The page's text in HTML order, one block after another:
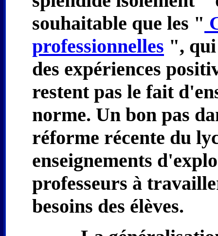
souhaitable que les "
professionnelles ",
des expériences
restent pas le fait
norme. Un bon pas
réforme récente du
enseignements
professeurs à
besoins des élèves.